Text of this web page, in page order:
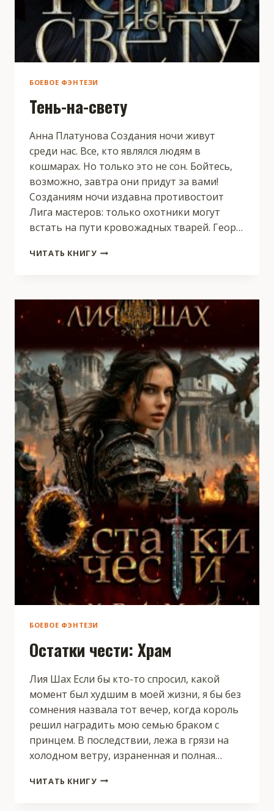
БОЕВОЕ ФЭНТЕЗИ
Тень-на-свету
Анна Платунова Создания ночи живут
среди нас. Все, кто являлся людям в
кошмарах. Но только это не сон. Бойтесь,
возможно, завтра они придут за вами!
Созданиям ночи издавна противостоит
Лига мастеров: только охотники могут
встать на пути кровожадных тварей. Геор…
ЧИТАТЬ КНИГУТЕНЬ-
БОЕВОЕ ФЭНТЕЗИ
Остатки чести: Храм
Лия Шах Если бы кто-то спросил, какой
момент был худшим в моей жизни, я бы без
сомнения назвала тот вечер, когда король
решил наградить мою семью браком с
принцем. В последствии, лежа в грязи на
холодном ветру, израненная и полная…
ЧИТАТЬ КНИГУОСТАТКИ